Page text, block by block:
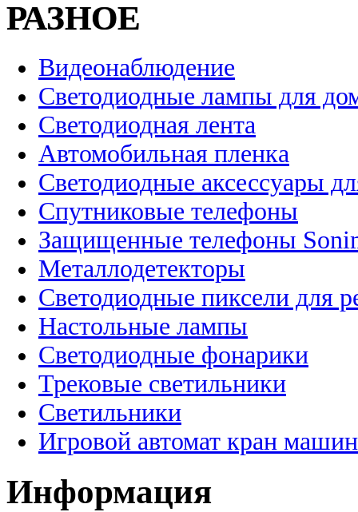
РАЗНОЕ
Видеонаблюдение
Светодиодные лампы для
Светодиодная лента
Автомобильная пленка
Светодиодные аксессуары
Спутниковые телефоны
Защищенные телефоны
Металлодетекторы
Светодиодные пиксели для
Настольные лампы
Светодиодные фонарики
Трековые светильники
Светильники
Игровой автомат кран
Информация